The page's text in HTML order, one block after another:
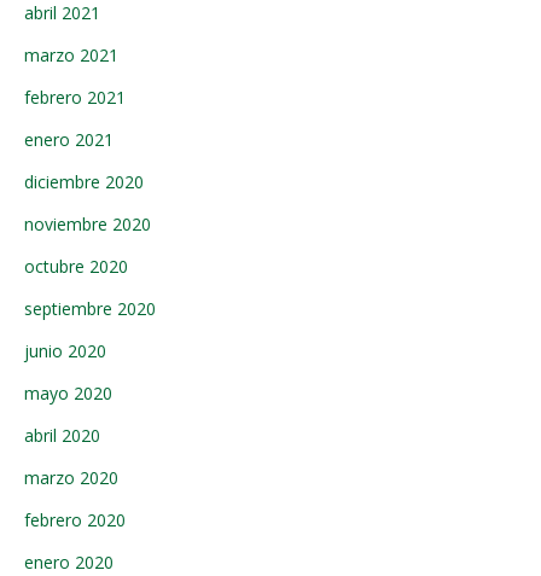
abril 2021
marzo 2021
febrero 2021
enero 2021
diciembre 2020
noviembre 2020
octubre 2020
septiembre 2020
junio 2020
mayo 2020
abril 2020
marzo 2020
febrero 2020
enero 2020